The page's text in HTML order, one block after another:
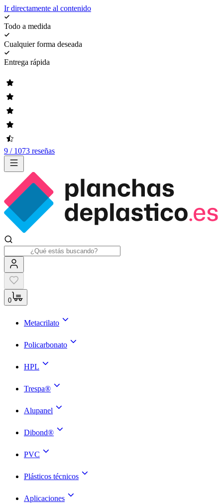
Ir directamente al contenido
Todo a medida
Cualquier forma deseada
Entrega rápida
9 / 1073 reseñas
0
Metacrilato
Policarbonato
HPL
Trespa®
Alupanel
Dibond®
PVC
Plásticos técnicos
Aplicaciones